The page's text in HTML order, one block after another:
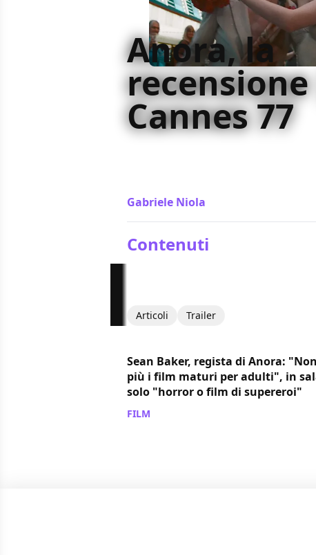
Anora, la
Cannes 77
Gabriele Niola
Contenuti
Articoli Trailer
Sean Baker, regista di Anora:
più i film maturi per adulti", in
solo "horror o film di supereroi"
FILM